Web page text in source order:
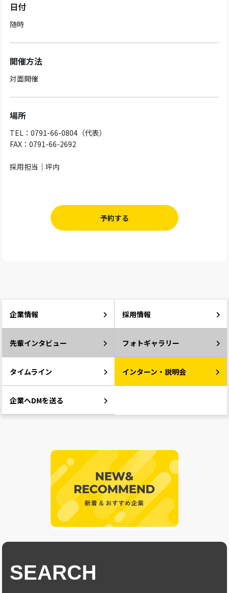
日付
随時
開催方法
対面開催
場所
TEL：0791-66-0804（代表）
FAX：0791-66-2692
採用担当｜坪内
予約する
企業情報 採用情報
先輩インタビュー フォトギャラリー
タイムライン インターン・説明会
企業へDMを送る
SEARCH